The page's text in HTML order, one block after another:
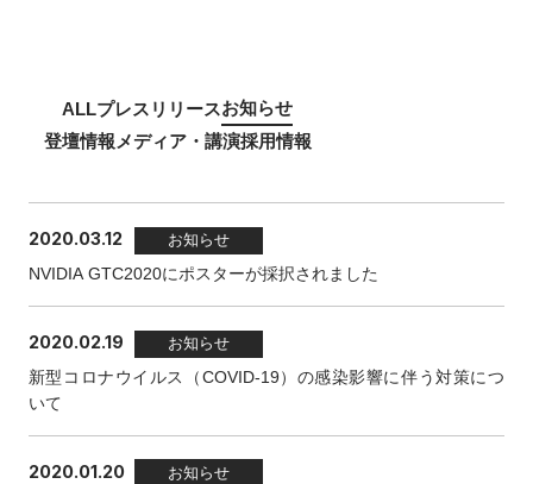
ALLプレスリリースお知らせ
登壇情報 メディア・講演採用情報
2020.03.12 お知らせ
NVIDIA GTC2020にポスターが採択されました
2020.02.19 お知らせ
新型コロナウイルス（COVID-19）の感染影響に伴う対策につ
いて
2020.01.20 お知らせ